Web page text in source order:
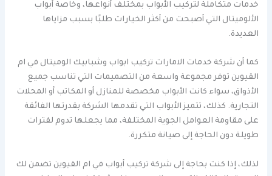
خدمات متكاملة لتركيب الأبواب بمختلف أنواعها، وخاصة أبواب
الألوميتال التي أصبحت من أكثر الخيارات طلبًا بسبب مزاياها
العديدة.
كما أن شركة خدمات الامارات تركيب ابواب وشبابيك الوميتال في ام
القيوين توفر مجموعة واسعة من التصميمات التي تناسب جميع
الأذواق، سواء كانت الأبواب مخصصة للمنازل أو المكاتب أو المحلات
التجارية. كذلك، تتميز الأبواب التي تقدمها الشركة بقدرتها الفائقة
على مقاومة العوامل الجوية المختلفة، مما يجعلها تدوم لفترات
طويلة دون الحاجة إلى صيانة متكررة.
لذلك، إذا كنت بحاجة إلى شركة تركيب أبواب في ام القيوين تضمن لك